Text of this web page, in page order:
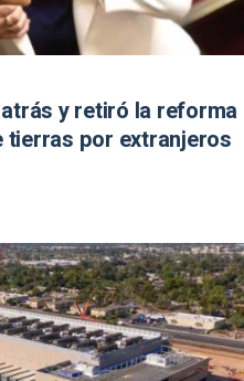
y retiró la reforma
por extranjeros